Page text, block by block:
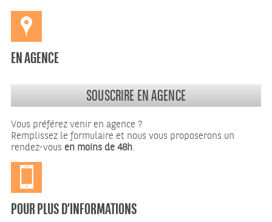
EN AGENCE
SOUSCRIRE EN AGENCE
Vous préférez venir en agence ?
Remplissez le formulaire et nous vous proposerons un
rendez-vous en moins de 48h.
POUR PLUS D’INFORMATIONS